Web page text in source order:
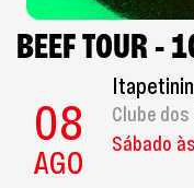
BEEF TOUR -
08
AGO
Clube
Sábado